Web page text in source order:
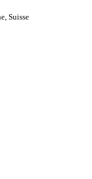
Suisse